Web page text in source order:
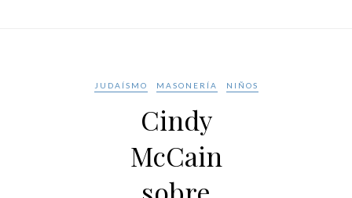
JUDAÍSMO MASONERÍA NIÑOS
Cindy
McCain